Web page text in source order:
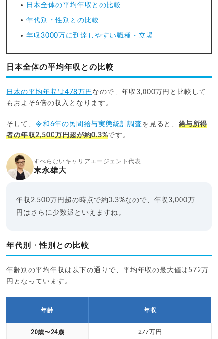
日本全体の平均年収との比較
年代別・性別との比較
年収3000万に到達しやすい職種・立場
日本全体の平均年収との比較
日本の平均年収は478万円 なので、年収3,000万円と比較して
もおよそ6倍の収入となります。
そして、令和6年の民間給与実態統計調査 を見ると、 給与所得
者の年収2,500万円超が約0.3%です。
すべらないキャリアエージェント代表
末永雄大
年収2,500万円超の時点で約0.3%なので、年収3,000万
円はさらに少数派といえますね。
年代別・性別との比較
年齢別の平均年収は以下の通りで、平均年収の最大値は572万
円となっています。
年齢 年収
20歳〜24歳 277万円